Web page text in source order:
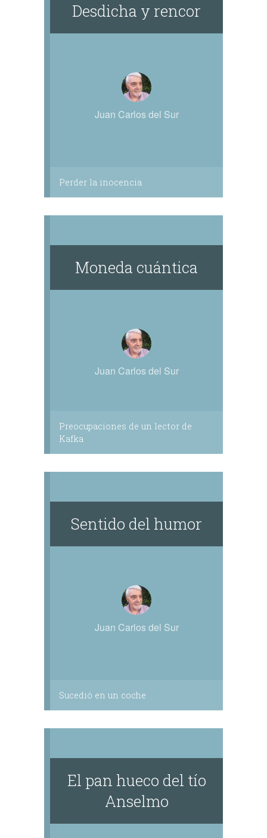
Desdicha y rencor
Juan Carlos del Sur
Perder la inocencia
Moneda cuántica
Juan Carlos del Sur
Preocupaciones de un lector de
Kafka
Sentido del humor
Juan Carlos del Sur
Sucedió en un coche
El pan hueco del tío
Anselmo